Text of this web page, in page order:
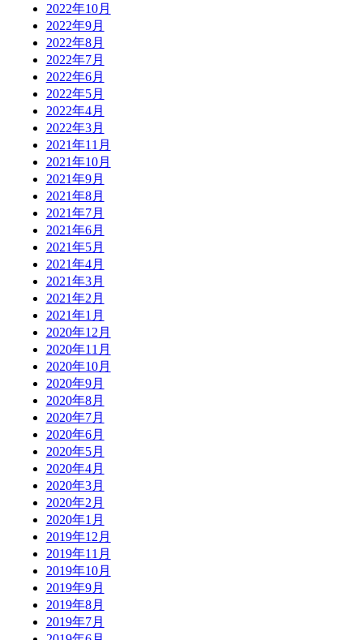
2022年10月
2022年9月
2022年8月
2022年7月
2022年6月
2022年5月
2022年4月
2022年3月
2021年11月
2021年10月
2021年9月
2021年8月
2021年7月
2021年6月
2021年5月
2021年4月
2021年3月
2021年2月
2021年1月
2020年12月
2020年11月
2020年10月
2020年9月
2020年8月
2020年7月
2020年6月
2020年5月
2020年4月
2020年3月
2020年2月
2020年1月
2019年12月
2019年11月
2019年10月
2019年9月
2019年8月
2019年7月